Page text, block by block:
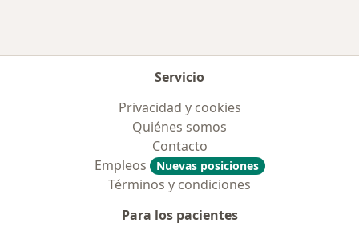
Servicio
Privacidad y cookies
Quiénes somos
Contacto
Empleos
Nuevas posiciones
Términos y condiciones
Para los pacientes